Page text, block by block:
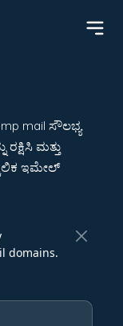
mail ಸೌಲಭ್ಯ
ಮತ್ತು
ಇಮೇಲ್
domains.